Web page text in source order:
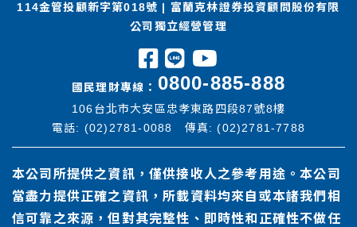
114金管投顧新字第018號 | 富蘭克林證券投資顧問股份有限
公司獨立經營管理
國民理財專線： 0800-885-888
106台北市大安區忠孝東路四段87號8樓
電話: (02)2781-0088 傳真: (02)2781-7788
本公司所提供之資訊，僅供接收人之參考用途。本公司
當盡力提供正確之資訊，所載資料均來自或本諸我們相
信可靠之來源，但對其完整性、即時性和正確性不做任